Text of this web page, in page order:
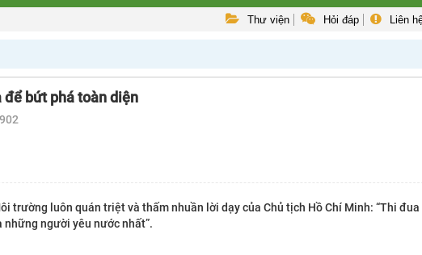
Thư viện Hỏi đáp Liên
để bứt phá toàn diện
trường luôn quán triệt và thấm nhuần lời dạy của Chủ tịch Hồ Chí Minh: “Thi đua
người yêu nước nhất”.